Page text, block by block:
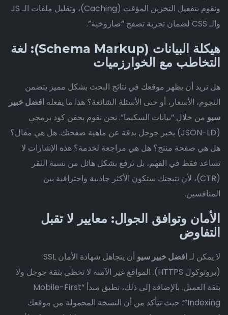
ونقوم بتفعيل التخزين المؤقت (Caching)، وتقليل ملفات الـ JS
والـ CSS لضمان تجربة تصفح “صاروخية”.
هيكلة البيانات (Schema Markup): لغة
التخاطب مع الخوارزميات
هل تريد أن يظهر موقعك في نتائج البحث بشكل مميز يتضمن
النجوم، الأسعار، أو حتى الأسئلة الشائعة؟ هذا ما يفعله افضل خبير
سيو من خلال “بيانات السكيما”. نحن نقوم بحقن كود برمجى
(JSON-LD) يخبر جوجل بدقة عن ماهية صفحتك. هل هي مقال؟
هل هي صفحة منتج؟ هل هي مراجعة لخدمة؟ هذه الإشارات لا
تساعد فقط في الفهم، بل ترفع بشكل هائل من نسبة النقر
(CTR)، لأن نتيجتك ستكون الأكثر جاذبية واحترافية بين
المنافسين.
الأمان وتوافق الجوال: معايير لا تقبل
التفاوض
لا يمكن لـافضل خبير سيو
أن يتجاهل شهادة الأمان SSL
(بروتوكول HTTPS). المواقع غير الآمنة لا تحظى بثقة جوجل ولا
بثقة العميل. بالإضافة إلى ذلك، نطبق مبدأ “Mobile-First
Indexing”؛ حيث نتأكد من أن النسخة المحمولة من موقعك